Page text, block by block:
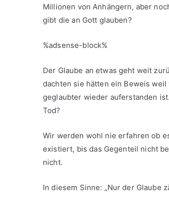
Millionen von Anhängern, aber
gibt die an Gott glauben?
%adsense-block%
Der Glaube an etwas geht weit
dachten sie hätten ein Beweis
geglaubter wieder auferstanden
Tod?
Wir werden wohl nie erfahren ob
existiert, bis das Gegenteil nicht
nicht.
In diesem Sinne: „Nur der Glaube